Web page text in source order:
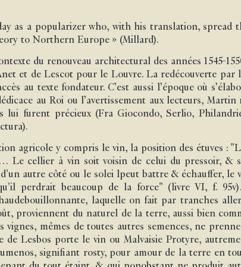
as a popularizer who, with his translation, spread
to Northern Europe » (Millard).
du renouveau architectural des années 1545-
et de Lescot pour le Louvre. La redécouverte par
au texte fondateur. C’est aussi l’époque où
au Roi ou l’avertissement aux lecteurs, Martin
lui furent précieux (Fra Giocondo, Serlio,
agricole y compris le vin, la position des étuves :
Le cellier à vin soit voisin de celui du pressoir, &
autre côté ou le solei lpeut battre & échauffer, le
perdrait beaucoup de la force" (livre VI, f.
laquelle on fait par tranches
proviennent du naturel de la terre, aussi bien
mêmes de toutes autres semences, ne
Lesbos porte le vin ou Malvaisie Protyre,
signifiant rosty, pour amour de la terre en